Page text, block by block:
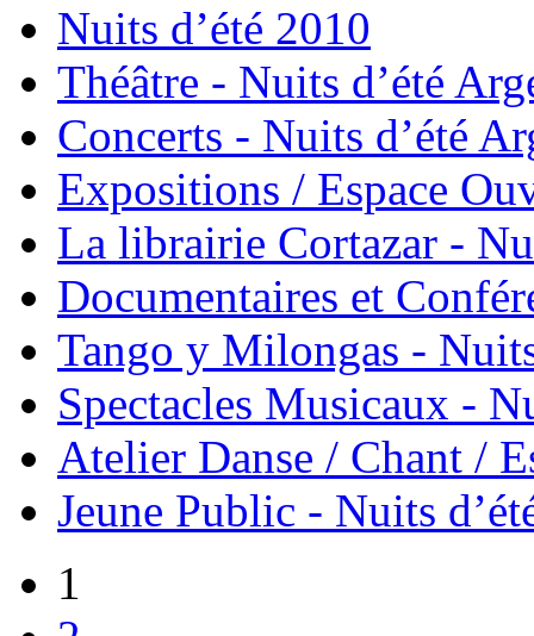
Nuits d’été 2010
Théâtre - Nuits d’été
Concerts - Nuits d’été
Expositions / Espace
La librairie Cortazar -
Documentaires et
Tango y Milongas -
Spectacles Musicaux -
Atelier Danse / Chant /
Jeune Public - Nuits
1